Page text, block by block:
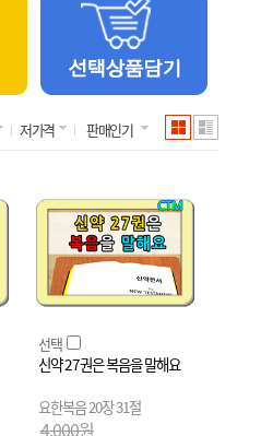
저가격 판매인기
선택
신약 27권은 복음을 말해요
요한복음 20장 31절
4,000원